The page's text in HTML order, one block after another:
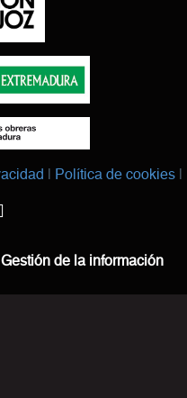
Política de cookies
de la información